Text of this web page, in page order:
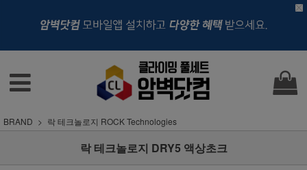
BRAND 락 테크놀로지 ROCK Technologies
락 테크놀로지 DRY5 액상초크